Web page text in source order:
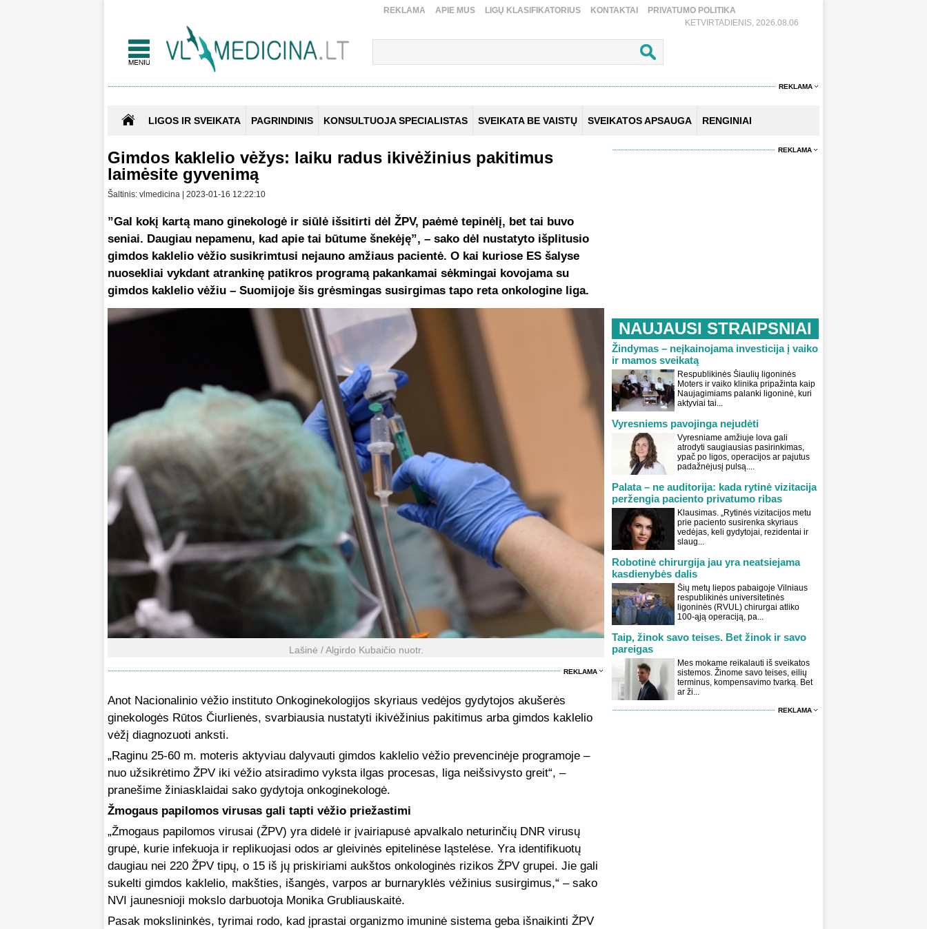
REKLAMA APIE MUS LIGŲ KLASIFIKATORIUS KONTAKTAI
PRIVATUMO POLITIKA
KETVIRTADIENIS, 2026.08.06
REKLAMA
LIGOS IR SVEIKATA PAGRINDINIS KONSULTUOJA SPECIALISTAS SVEIKATA BE VAISTŲ SVEIKATOS APSAUGA RENGINIAI
Gimdos kaklelio vėžys: laiku radus ikivėžinius pakitimus
laimėsite gyvenimą
Šaltinis: vlmedicina | 2023-01-16 12:22:10
”Gal kokį kartą mano ginekologė ir siūlė išsitirti dėl ŽPV, paėmė tepinėlį, bet tai buvo
seniai. Daugiau nepamenu, kad apie tai būtume šnekėję”, – sako dėl nustatyto išplitusio
gimdos kaklelio vėžio susikrimtusi nejauno amžiaus pacientė. O kai kuriose ES šalyse
nuosekliai vykdant atrankinę patikros programą pakankamai sėkmingai kovojama su
gimdos kaklelio vėžiu – Suomijoje šis grėsmingas susirgimas tapo reta onkologine liga.
Lašinė / Algirdo Kubaičio nuotr.
REKLAMA
Anot Nacionalinio vėžio instituto Onkoginekologijos skyriaus vedėjos gydytojos akušerės
ginekologės Rūtos Čiurlienės, svarbiausia nustatyti ikivėžinius pakitimus arba gimdos kaklelio
vėžį diagnozuoti anksti.
„Raginu 25-60 m. moteris aktyviau dalyvauti gimdos kaklelio vėžio prevencinėje programoje –
nuo užsikrėtimo ŽPV iki vėžio atsiradimo vyksta ilgas procesas, liga neišsivysto greit“, –
pranešime žiniasklaidai sako gydytoja onkoginekologė.
Žmogaus papilomos virusas gali tapti vėžio priežastimi
„Žmogaus papilomos virusai (ŽPV) yra didelė ir įvairiapusė apvalkalo neturinčių DNR virusų
grupė, kurie infekuoja ir replikuojasi odos ar gleivinės epitelinėse ląstelėse. Yra identifikuotų
daugiau nei 220 ŽPV tipų, o 15 iš jų priskiriami aukštos onkologinės rizikos ŽPV grupei. Jie gali
sukelti gimdos kaklelio, makšties, išangės, varpos ar burnaryklės vėžinius susirgimus,“ – sako
NVI jaunesnioji mokslo darbuotoja Monika Grubliauskaitė.
Pasak mokslininkės, tyrimai rodo, kad įprastai organizmo imuninė sistema geba išnaikinti ŽPV
REKLAMA
NAUJAUSI STRAIPSNIAI
Žindymas – neįkainojama investicija į vaiko
ir mamos sveikatą
Respublikinės Šiaulių ligoninės
Moters ir vaiko klinika pripažinta kaip
Naujagimiams palanki ligoninė, kuri
aktyviai tai...
Vyresniems pavojinga nejudėti
Vyresniame amžiuje lova gali
atrodyti saugiausias pasirinkimas,
ypač po ligos, operacijos ar pajutus
padažnėjusį pulsą....
Palata – ne auditorija: kada rytinė vizitacija
peržengia paciento privatumo ribas
Klausimas. „Rytinės vizitacijos metu
prie paciento susirenka skyriaus
vedėjas, keli gydytojai, rezidentai ir
slaug...
Robotinė chirurgija jau yra neatsiejama
kasdienybės dalis
Šių metų liepos pabaigoje Vilniaus
respublikinės universitetinės
ligoninės (RVUL) chirurgai atliko
100-ąją operaciją, pa...
Taip, žinok savo teises. Bet žinok ir savo
pareigas
Mes mokame reikalauti iš sveikatos
sistemos. Žinome savo teises, eilių
terminus, kompensavimo tvarką. Bet
ar ži...
REKLAMA